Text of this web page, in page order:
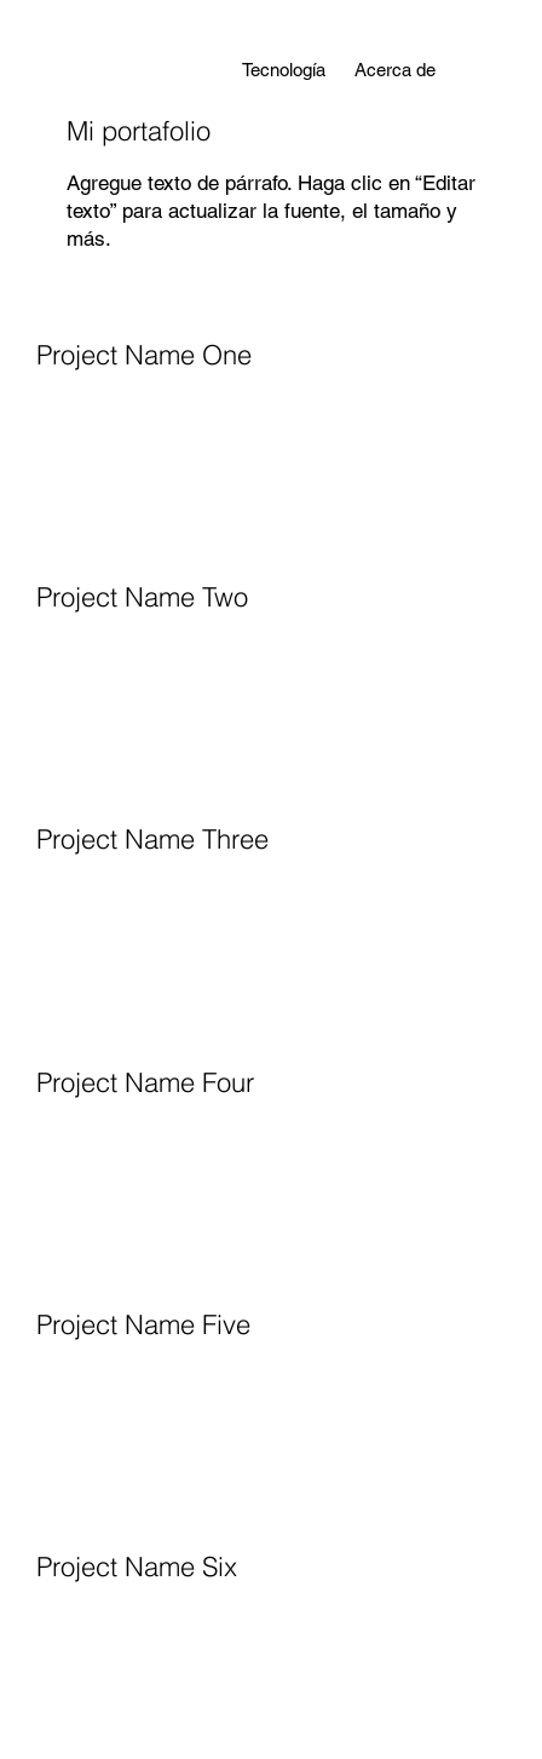
Tecnología Acerca de
Mi portafolio
Agregue texto de párrafo. Haga clic en “Editar
texto” para actualizar la fuente, el tamaño y
más.
Project Name One
Project Name Two
Project Name Three
Project Name Four
Project Name Five
Project Name Six